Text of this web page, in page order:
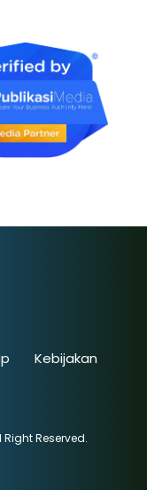
Kebijakan
Right Reserved.